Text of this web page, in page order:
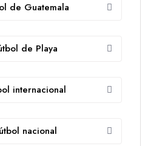
de Guatemala
de Playa
internacional
nacional